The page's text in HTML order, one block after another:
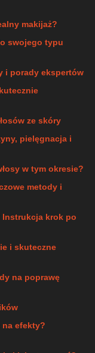
makijaż?
swojego typu
i porady ekspertów
ze skóry
pielęgnacja i
w tym okresie?
metody i
Instrukcja krok po
i skuteczne
na poprawę
na efekty?